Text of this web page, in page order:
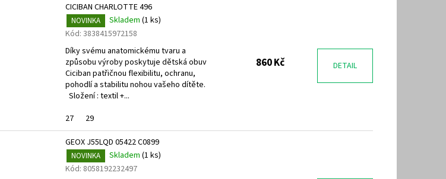
CICIBAN CHARLOTTE 496
NOVINKA Skladem (1 ks)
Kód: 3838415972158
Díky svému anatomickému tvaru a
způsobu výroby poskytuje dětská obuv
Ciciban patřičnou flexibilitu, ochranu,
pohodlí a stabilitu nohou vašeho dítěte.
Složení : textil +...
27
29
860 Kč DETAIL
GEOX J55LQD 05422 C0899
NOVINKA Skladem (1 ks)
Kód: 8058192232497